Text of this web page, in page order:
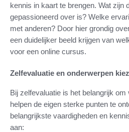
kennis in kaart te brengen. Wat zijn
gepassioneerd over is? Welke
met anderen? Door hier grondig
een duidelijker beeld krijgen van
voor een online cursus.
Zelfevaluatie en onderwerpen
Bij zelfevaluatie is het belangrijk om
helpen de eigen sterke punten te
belangrijkste vaardigheden en
aan: